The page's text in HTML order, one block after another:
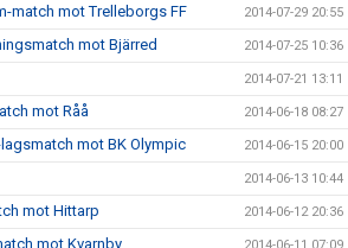
match mot Trelleborgs FF 2014-07-29 20:55
mot Bjärred 2014-07-25 10:36
2014-07-21 13:11
mot Råå 2014-06-18 08:27
mot BK Olympic 2014-06-15 20:00
2014-06-13 10:44
mot Hittarp 2014-06-12 20:36
mot Kvarnby 2014-06-11 07:09